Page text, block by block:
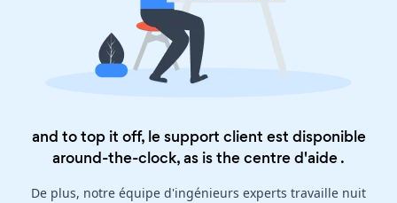
and to top it off, le support client est disponible
around-the-clock, as is thecentre d'aide.
De plus, notre équipe d'ingénieurs experts travaille nuit